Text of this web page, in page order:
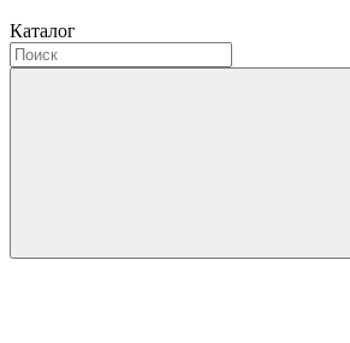
Каталог